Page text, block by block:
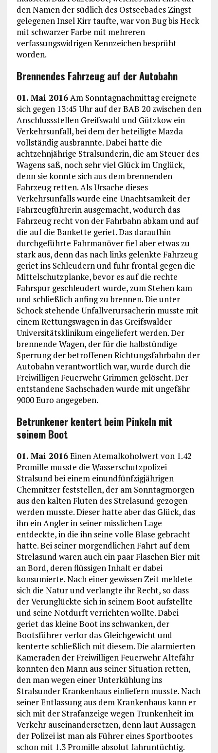
den Namen der südlich des Ostseebades Zingst
gelegenen Insel Kirr taufte, war von Bug bis Heck
mit schwarzer Farbe mit mehreren
verfassungswidrigen Kennzeichen besprüht
worden.
Brennendes Fahrzeug auf der Autobahn
01. Mai 2016Am Sonntagnachmittag ereignete
sich gegen 13:45 Uhr auf der BAB 20 zwischen den
Anschlussstellen Greifswald und Gützkow ein
Verkehrsunfall, bei dem der beteiligte Mazda
vollständig ausbrannte. Dabei hatte die
achtzehnjährige Stralsunderin, die am Steuer des
Wagens saß, noch sehr viel Glück im Unglück,
denn sie konnte sich aus dem brennenden
Fahrzeug retten. Als Ursache dieses
Verkehrsunfalls wurde eine Unachtsamkeit der
Fahrzeugführerin ausgemacht, wodurch das
Fahrzeug recht von der Fahrbahn abkam und auf
die auf die Bankette geriet. Das daraufhin
durchgeführte Fahrmanöver fiel aber etwas zu
stark aus, denn das nach links gelenkte Fahrzeug
geriet ins Schleudern und fuhr frontal gegen die
Mittelschutzplanke, bevor es auf die rechte
Fahrspur geschleudert wurde, zum Stehen kam
und schließlich anfing zu brennen. Die unter
Schock stehende Unfallverursacherin musste mit
einem Rettungswagen in das Greifswalder
Universitätsklinikum eingeliefert werden. Der
brennende Wagen, der für die halbstündige
Sperrung der betroffenen Richtungsfahrbahn der
Autobahn verantwortlich war, wurde durch die
Freiwilligen Feuerwehr Grimmen gelöscht. Der
entstandene Sachschaden wurde mit ungefähr
9000 Euro angegeben.
Betrunkener kentert beim Pinkeln mit
seinem Boot
01. Mai 2016Einen Atemalkoholwert von 1.42
Promille musste die Wasserschutzpolizei
Stralsund bei einem einundfünfzigjährigen
Chemnitzer feststellen, der am Sonntagmorgen
aus den kalten Fluten des Strelasund gezogen
werden musste. Dieser hatte aber das Glück, das
ihn ein Angler in seiner misslichen Lage
entdeckte, in die ihn seine volle Blase gebracht
hatte. Bei seiner morgendlichen Fahrt auf dem
Strelasund waren auch ein paar Flaschen Bier mit
an Bord, deren flüssigen Inhalt er dabei
konsumierte. Nach einer gewissen Zeit meldete
sich die Natur und verlangte ihr Recht, so dass
der Verunglückte sich in seinem Boot aufstellte
und seine Notdurft verrichten wollte. Dabei
geriet das kleine Boot ins schwanken, der
Bootsführer verlor das Gleichgewicht und
kenterte schließlich mit diesem. Die alarmierten
Kameraden der Freiwilligen Feuerwehr Altefähr
konnten den Mann aus seiner Situation retten,
den man wegen einer Unterkühlung ins
Stralsunder Krankenhaus einliefern musste. Nach
seiner Entlassung aus dem Krankenhaus kann er
sich mit der Strafanzeige wegen Trunkenheit im
Verkehr auseinandersetzen, denn laut Aussagen
der Polizei ist man als Führer eines Sportbootes
schon mit 1.3 Promille absolut fahruntüchtig.